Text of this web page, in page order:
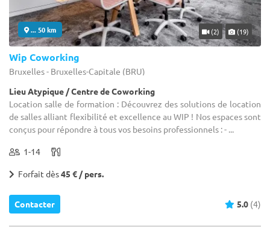
... 50 km (2) (19)
Wip Coworking
Bruxelles - Bruxelles-Capitale (BRU)
Lieu Atypique / Centre de Coworking
Location salle de formation : Découvrez des solutions de location
de salles alliant flexibilité et excellence au WIP ! Nos espaces sont
conçus pour répondre à tous vos besoins professionnels : - ...
1-14
Forfait dès45 € / pers.
Contacter 5.0 (4)